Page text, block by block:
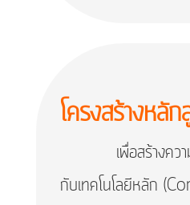
โครงสร้างหลั
เพื่อสร้างความรู้
กับเทคโนโลยีหลัก